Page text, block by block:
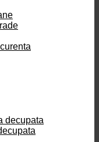
decupata